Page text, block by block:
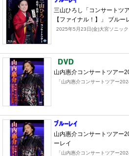
三山ひろし「コンサートツ
【ファイナル！】」 ブルー
2025年5月23日(金)大宮ソニック
山内惠介コンサートツアー
「山内惠介コンサートツアー
山内惠介コンサートツアー
ーレイ
「山内惠介コンサートツアー